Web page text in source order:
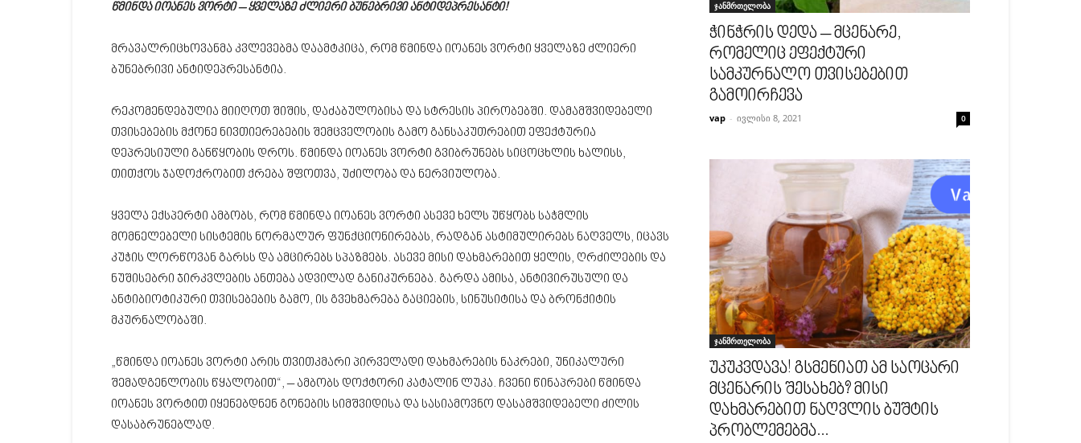
წმინდა იოანეს ვორტი – ყველაზე ძლიერი ბუნებრივი ანტიდეპრესანტი!
მრავალრიცხოვანმა კვლევებმა დაამტკიცა, რომ წმინდა იოანეს ვორტი ყველაზე ძლიერი
ბუნებრივი ანტიდეპრესანტია.
რეკომენდებულია მიიღოთ შიშის, დაძაბულობისა და სტრესის პირობებში. დამამშვიდებელი
თვისებების მქონე ნივთიერებების შემცველობის გამო განსაკუთრებით ეფექტურია
დეპრესიული განწყობის დროს. წმინდა იოანეს ვორტი გვიბრუნებს სიცოცხლის ხალისს,
თითქოს ჯადოქრობით ქრება შფოთვა, უძილობა და ნერვიულობა.
ყველა ექსპერტი ამბობს, რომ წმინდა იოანეს ვორტი ასევე ხელს უწყობს საჭმლის
მომნელებელი სისტემის ნორმალურ ფუნქციონირებას, რადგან ასტიმულირებს ნაღველს, იცავს
კუჭის ლორწოვან გარსს და ამცირებს სპაზმებს. ასევე მისი დახმარებით ყელის, ღრძილების და
ნუშისებრი ჯირკვლების ანთება ადვილად განიკურნება. გარდა ამისა, ანტივირუსული და
ანტიბიოტიკური თვისებების გამო, ის გვეხმარება გაციების, სინუსიტისა და ბრონქიტის
მკურნალობაში.
„წმინდა იოანეს ვორტი არის თვითკმარი პირველადი დახმარების ნაკრები, უნიკალური
შემადგენლობის წყალობით“, – ამბობს დოქტორი კატალინ ლუკა. ჩვენი წინაპრები წმინდა
იოანეს ვორტით იყენებდნენ გონების სიმშვიდისა და სასიამოვნო დასამშვიდებელი ძილის
დასაბრუნებლად.
ჯანმრთელობა
ჭინჭრის დედა – მცენარე,
რომელიც ეფექტური
სამკურნალო თვისებებით
გამოირჩევა
vap - ივლისი 8, 2021 0
ჯანმრთელობა
უკუკვდავა! გსმენიათ ამ საოცარი
მცენარის შესახებ? მისი
დახმარებით ნაღვლის ბუშტის
პრობლემებმა...